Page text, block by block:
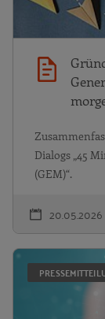
Dialogs „45
(GEM)“.
20.05.2026